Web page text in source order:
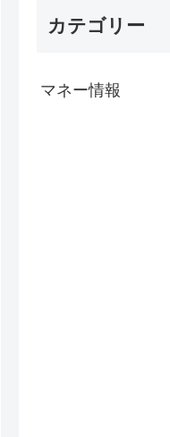
カテゴリー
マネー情報